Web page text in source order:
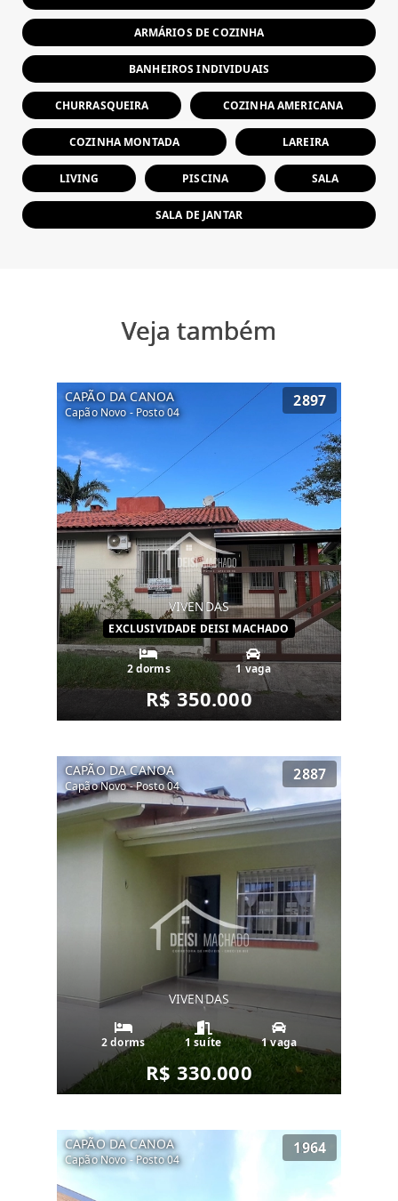
ARMÁRIOS DE COZINHA
BANHEIROS INDIVIDUAIS
CHURRASQUEIRA COZINHA AMERICANA
COZINHA MONTADA LAREIRA
LIVING PISCINA SALA
SALA DE JANTAR
Veja também
CAPÃO DA CANOA
Capão Novo - Posto 04
2897
VIVENDAS
EXCLUSIVIDADE DEISI MACHADO
2 dorms 1 vaga
R$ 350.000
CAPÃO DA CANOA
Capão Novo - Posto 04
2887
VIVENDAS
2 dorms 1 suíte 1 vaga
R$ 330.000
CAPÃO DA CANOA
Capão Novo - Posto 04
1964